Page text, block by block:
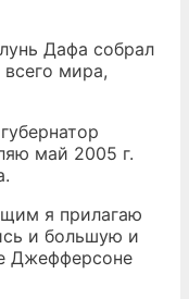
Дафа собрал
мира,
май 2005 г.
я прилагаю
и большую и
Джефферсоне